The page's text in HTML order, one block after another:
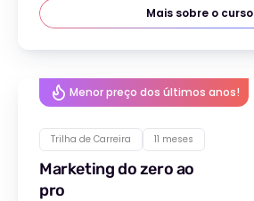
Mais sobre o curso
Menor preço dos últimos anos!
Trilha de Carreira 11 meses
Marketing do zero ao
pro